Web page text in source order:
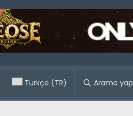
Türkçe (TR) Arama yap